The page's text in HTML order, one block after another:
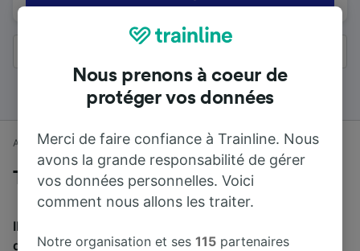
Accueil Horaires train Crewe à Londres
Trains de Crewe à Londres
Il faut en moyenne 2 h 25 min pour parcourir en train la
distance de 236 km entre Crewe et Londres. Environ
Nous prenons à coeur de
protéger vos données
Merci de faire confiance à Trainline. Nous
avons la grande responsabilité de gérer
vos données personnelles. Voici
comment nous allons les traiter.
Notre organisation et ses115 partenaires